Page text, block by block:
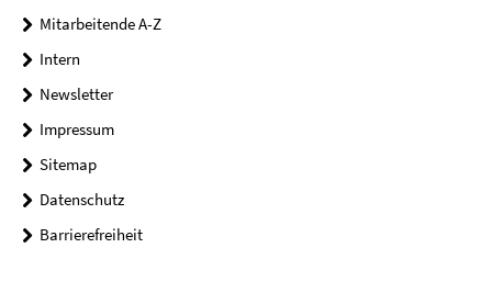
Mitarbeitende A-Z
Intern
Newsletter
Impressum
Sitemap
Datenschutz
Barrierefreiheit